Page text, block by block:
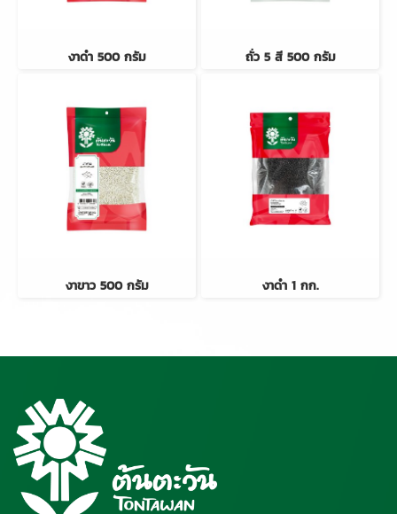
งาดำ 500 กรัม ถั่ว 5 สี 500 กรัม
งาขาว 500 กรัม งาดำ 1 กก.